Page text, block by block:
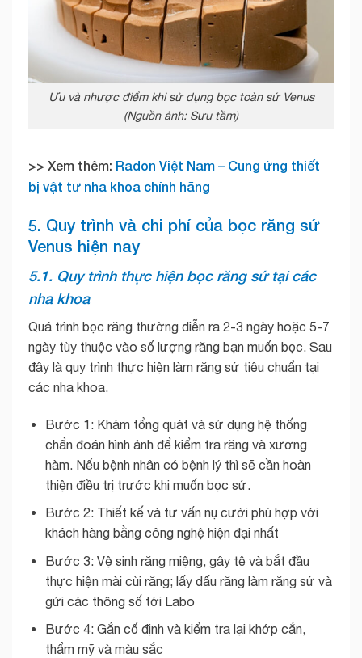
Ưu và nhược điểm khi sử dụng bọc toàn sứ Venus
(Nguồn ảnh: Sưu tầm)
>> Xem thêm: Radon Việt Nam – Cung ứng thiết
bị vật tư nha khoa chính hãng
5. Quy trình và chi phí của bọc răng sứ
Venus hiện nay
5.1. Quy trình thực hiện bọc răng sứ tại các
nha khoa
Quá trình bọc răng thường diễn ra 2-3 ngày hoặc 5-7
ngày tùy thuộc vào số lượng răng bạn muốn bọc. Sau
đây là quy trình thực hiện làm răng sứ tiêu chuẩn tại
các nha khoa.
Bước 1: Khám tổng quát và sử dụng hệ thống
chẩn đoán hình ảnh để kiểm tra răng và xương
hàm. Nếu bệnh nhân có bệnh lý thì sẽ cần hoàn
thiện điều trị trước khi muốn bọc sứ.
Bước 2: Thiết kế và tư vấn nụ cười phù hợp với
khách hàng bằng công nghệ hiện đại nhất
Bước 3: Vệ sinh răng miệng, gây tê và bắt đầu
thực hiện mài cùi răng; lấy dấu răng làm răng sứ và
gửi các thông số tới Labo
Bước 4: Gắn cố định và kiểm tra lại khớp cắn,
thẩm mỹ và màu sắc